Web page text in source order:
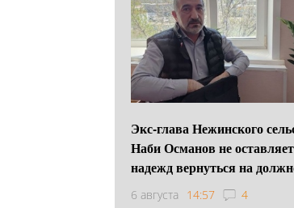
Экс-глава Нежинского
Наби Османов не оставляет
надежд вернуться на
6 августа 14:57 4